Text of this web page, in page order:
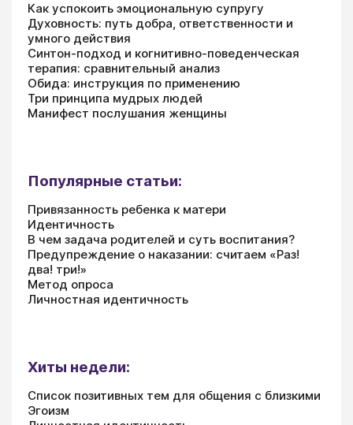
Как успокоить эмоциональную супругу
Духовность: путь добра, ответственности и
умного действия
Синтон-подход и когнитивно-поведенческая
терапия: сравнительный анализ
Обида: инструкция по применению
Три принципа мудрых людей
Манифест послушания женщины
Популярные статьи:
Привязанность ребенка к матери
Идентичность
В чем задача родителей и суть воспитания?
Предупреждение о наказании: считаем «Раз!
два! три!»
Метод опроса
Личностная идентичность
Хиты недели:
Список позитивных тем для общения с близкими
Эгоизм